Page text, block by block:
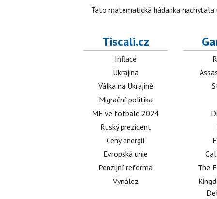
Tato matematická hádanka
Tiscali.cz
Inflace
Ukrajina
Válka na Ukrajině
Migrační politika
ME ve fotbale 2024
Ruský prezident
Ceny energií
Evropská unie
Penzijní reforma
Vynález
The